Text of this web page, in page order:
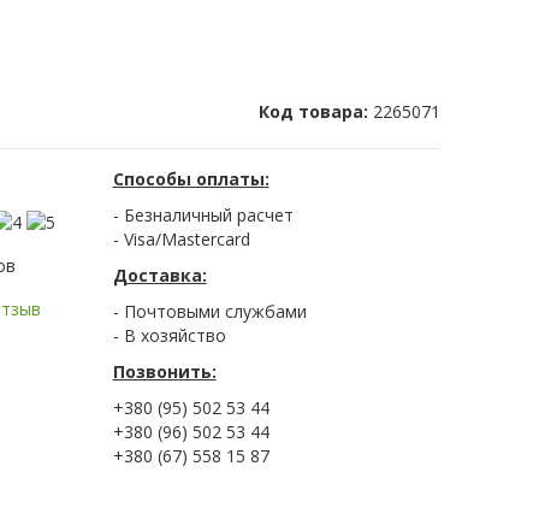
Код товара: 2265071
Способы оплаты:
- Безналичный расчет
- Visa/Mastercard
Доставка:
- Почтовыми службами
- В хозяйство
Позвонить:
+380 (95) 502 53 44
+380 (96) 502 53 44
+380 (67) 558 15 87